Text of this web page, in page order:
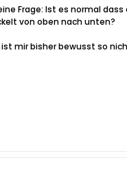
Frage: Ist es normal
von oben nach unten?
mir bisher bewusst so